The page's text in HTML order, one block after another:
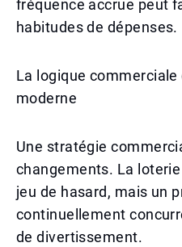
fréquence accrue peut
habitudes de dépenses.
La logique
moderne
Une stratégie
changements. La
jeu de hasard, mais un
continuellement
de divertissement.